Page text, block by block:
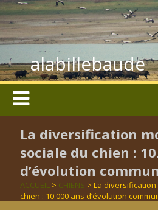
alabillebaude
La diversification
sociale du chien :
d’évolution
ACCUEIL > CHIENS > La
chien : 10.000 ans d’évolution